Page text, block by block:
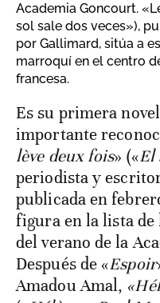
Academia Goncourt.
sol sale dos veces»),
por Gallimard, sitúa a
marroquí en el centro
francesa.
Es su primera novela. Y ya cuenta con un
importante
lève deux fois» («El
periodista y
publicada en
figura en la lista
del verano de la
Después de «Espoir
Amadou Amal,